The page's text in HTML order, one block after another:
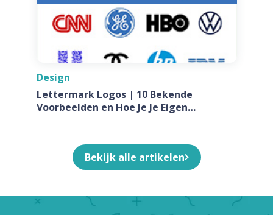
Design
Lettermark Logos | 10 Bekende
Voorbeelden en Hoe Je Je Eigen
Bekijk alle artikelen